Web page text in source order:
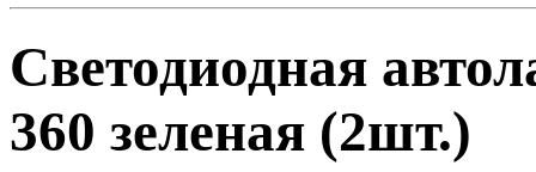
Светодиодная
360 зеленая (2шт.)